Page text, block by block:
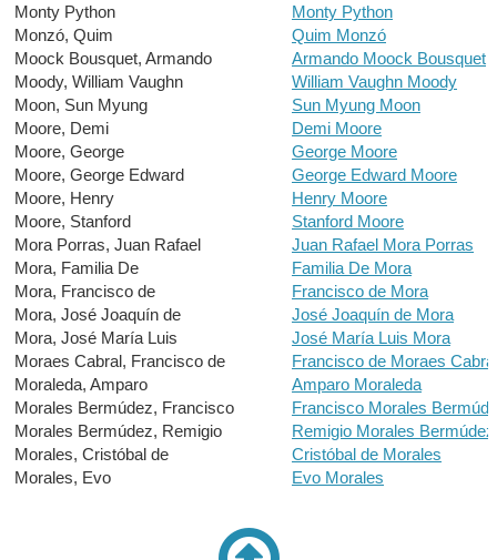
Monty Python
Monzó, Quim
Moock Bousquet, Armando
Moody, William Vaughn
Moon, Sun Myung
Moore, Demi
Moore, George
Moore, George Edward
Moore, Henry
Moore, Stanford
Mora Porras, Juan Rafael
Mora, Familia De
Mora, Francisco de
Mora, José Joaquín de
Mora, José María Luis
Moraes Cabral, Francisco de
Moraleda, Amparo
Morales Bermúdez, Francisco
Morales Bermúdez, Remigio
Morales, Cristóbal de
Morales, Evo
Monty Python
Quim Monzó
Armando Moock Bousquet
William Vaughn Moody
Sun Myung Moon
Demi Moore
George Moore
George Edward Moore
Henry Moore
Stanford Moore
Juan Rafael Mora Porras
Familia De Mora
Francisco de Mora
José Joaquín de Mora
José María Luis Mora
Francisco de Moraes Cabral
Amparo Moraleda
Francisco Morales
Remigio Morales Bermúdez
Cristóbal de Morales
Evo Morales